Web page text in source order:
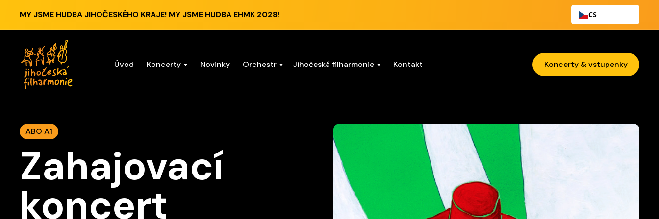
MY JSME HUDBA JIHOČESKÉHO KRAJE! MY JSME HUDBA EHMK 2028! CS
Úvod Koncerty Novinky Orchestr Jihočeská filharmonie Kontakt Koncerty & vstupenky
ABO A1
Zahajovací
koncert